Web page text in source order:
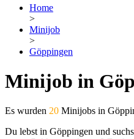
Home
>
Minijob
>
Göppingen
Minijob in
Es wurden 20 Minijobs in
Du lebst in Göppingen und